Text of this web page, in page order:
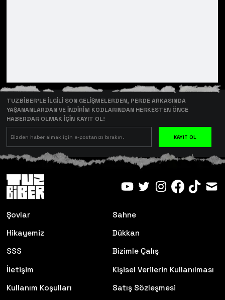
TUZBİBER’LE İLGİLİ SON GELİŞMELERDEN, PERDE ARKASINDA
YAŞANANLARDAN VE İNDİRİM KODLARINDAN HERKESTEN ÖNCE
HABERDAR OLMAK İÇİN KAYIT OL!
KAYIT OL
Şovlar
Sahne
Hikayemiz
Dükkan
SSS
Bizimle Çalış
İletişim
Kişisel Verilerin Kullanılması
Kullanım Koşulları
Satış Sözleşmesi